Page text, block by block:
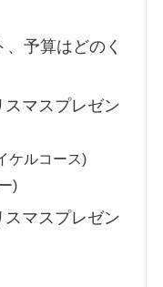
予算はどのく
マスプレゼン
ケルコース)
)
マスプレゼン